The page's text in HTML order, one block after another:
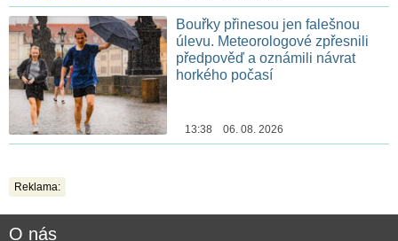
Bouřky přinesou jen falešnou
úlevu. Meteorologové zpřesnili
předpověď a oznámili návrat
horkého počasí
13:38 06. 08. 2026
Reklama:
O nás